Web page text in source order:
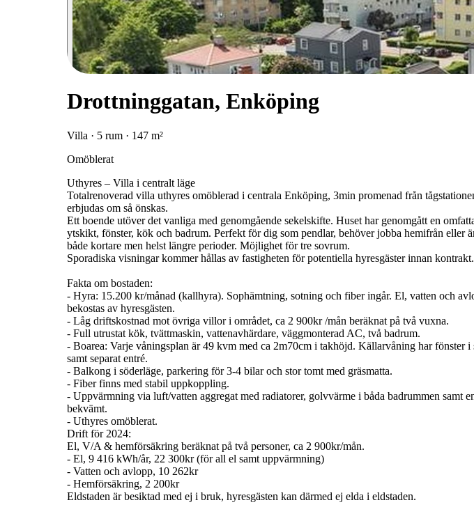
Drottninggatan, Enköping
Villa · 5 rum · 147 m²
Omöblerat
Uthyres – Villa i centralt läge
Totalrenoverad villa uthyres omöblerad i centrala Enköping, 3min promenad från
erbjudas om så önskas.
Ett boende utöver det vanliga med genomgående sekelskifte. Huset har genomgått en
ytskikt, fönster, kök och badrum. Perfekt för dig som pendlar, behöver jobba hemifrån eller
både kortare men helst längre perioder. Möjlighet för tre sovrum.
Sporadiska visningar kommer hållas av fastigheten för potentiella hyresgäster innan kontrakt.
Fakta om bostaden:
- Hyra: 15.200 kr/månad (kallhyra). Sophämtning, sotning och fiber ingår. El, vatten och
bekostas av hyresgästen.
- Låg driftskostnad mot övriga villor i området, ca 2 900kr /mån beräknat på två vuxna.
- Full utrustat kök, tvättmaskin, vattenavhärdare, väggmonterad AC, två badrum.
- Boarea: Varje våningsplan är 49 kvm med ca 2m70cm i takhöjd. Källarvåning har fönster
samt separat entré.
- Balkong i söderläge, parkering för 3-4 bilar och stor tomt med gräsmatta.
- Fiber finns med stabil uppkoppling.
- Uppvärmning via luft/vatten aggregat med radiatorer, golvvärme i båda badrummen samt
bekvämt.
- Uthyres omöblerat.
Drift för 2024:
El, V/A & hemförsäkring beräknat på två personer, ca 2 900kr/mån.
- El, 9 416 kWh/år, 22 300kr (för all el samt uppvärmning)
- Vatten och avlopp, 10 262kr
- Hemförsäkring, 2 200kr
Eldstaden är besiktad med ej i bruk, hyresgästen kan därmed ej elda i eldstaden.